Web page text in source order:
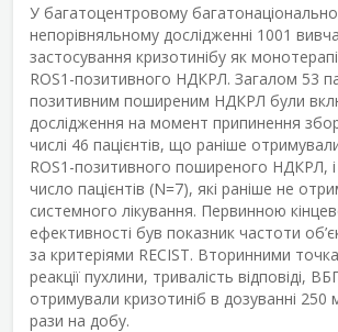
У багатоцентровому
непорівняльному дослідженні 1001
застосування кризотинібу як
ROS1-позитивного НДКРЛ. Загалом 53
позитивним поширеним НДКРЛ були
дослідження на момент припинення
числі 46 пацієнтів, що раніше
ROS1-позитивного поширеного НДКРЛ,
число пацієнтів (N=7), які раніше не
системного лікування. Первинною
ефективності був показник частоти
за критеріями RECIST. Вторинними
реакції пухлини, тривалість відповіді,
отримували кризотиніб в дозуванні 250
рази на добу.